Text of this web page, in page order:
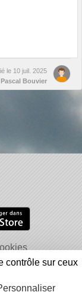
le 10 juil. 2025
Pascal Bouvier
inapproprié
Connexion
contrôle sur ceux